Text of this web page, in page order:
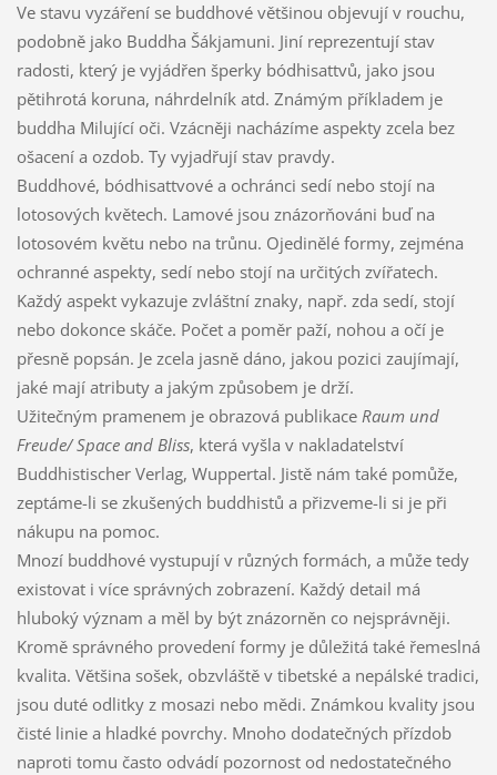
Ve stavu vyzáření se buddhové většinou objevují v rouchu,
podobně jako Buddha Šákjamuni. Jiní reprezentují stav
radosti, který je vyjádřen šperky bódhisattvů, jako jsou
pětihrotá koruna, náhrdelník atd. Známým příkladem je
buddha Milující oči. Vzácněji nacházíme aspekty zcela bez
ošacení a ozdob. Ty vyjadřují stav pravdy.
Buddhové, bódhisattvové a ochránci sedí nebo stojí na
lotosových květech. Lamové jsou znázorňováni buď na
lotosovém květu nebo na trůnu. Ojedinělé formy, zejména
ochranné aspekty, sedí nebo stojí na určitých zvířatech.
Každý aspekt vykazuje zvláštní znaky, např. zda sedí, stojí
nebo dokonce skáče. Počet a poměr paží, nohou a očí je
přesně popsán. Je zcela jasně dáno, jakou pozici zaujímají,
jaké mají atributy a jakým způsobem je drží.
Užitečným pramenem je obrazová publikace Raum und
Freude/ Space and Bliss, která vyšla v nakladatelství
Buddhistischer Verlag, Wuppertal. Jistě nám také pomůže,
zeptáme-li se zkušených buddhistů a přizveme-li si je při
nákupu na pomoc.
Mnozí buddhové vystupují v různých formách, a může tedy
existovat i více správných zobrazení. Každý detail má
hluboký význam a měl by být znázorněn co nejsprávněji.
Kromě správného provedení formy je důležitá také řemeslná
kvalita. Většina sošek, obzvláště v tibetské a nepálské tradici,
jsou duté odlitky z mosazi nebo mědi. Známkou kvality jsou
čisté linie a hladké povrchy. Mnoho dodatečných přízdob
naproti tomu často odvádí pozornost od nedostatečného